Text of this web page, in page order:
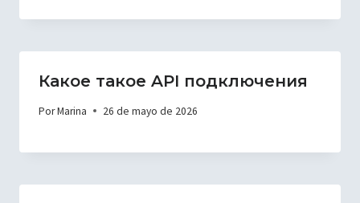
Какое такое API подключения
PorMarina 26 de mayo de 2026